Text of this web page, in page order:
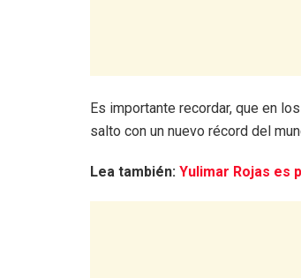
Es importante recordar, que en los
salto con un nuevo récord del
Lea también: Yulimar Rojas es